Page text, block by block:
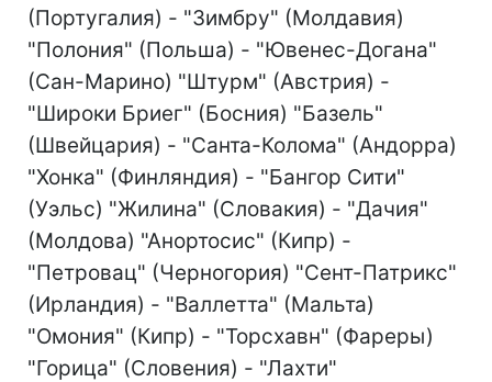
(Португалия) - "Зимбру" (Молдавия)
"Полония" (Польша) - "Ювенес-Догана"
(Сан-Марино) "Штурм" (Австрия) -
"Широки Бриег" (Босния) "Базель"
(Швейцария) - "Санта-Колома" (Андорра)
"Хонка" (Финляндия) - "Бангор Сити"
(Уэльс) "Жилина" (Словакия) - "Дачия"
(Молдова) "Анортосис" (Кипр) -
"Петровац" (Черногория) "Сент-Патрикс"
(Ирландия) - "Валлетта" (Мальта)
"Омония" (Кипр) - "Торсхавн" (Фареры)
"Горица" (Словения) - "Лахти"